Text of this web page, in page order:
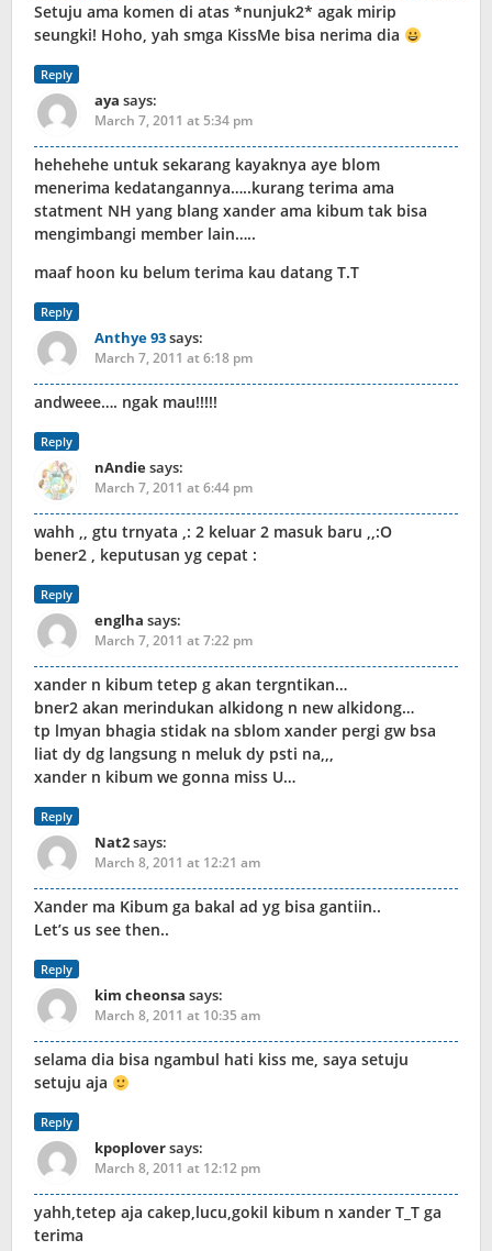
Setuju ama komen di atas *nunjuk2* agak mirip
seungki! Hoho, yah smga KissMe bisa nerima dia
Reply
aya says:
March 7, 2011 at 5:34 pm
hehehehe untuk sekarang kayaknya aye blom
menerima kedatangannya…..kurang terima ama
statment NH yang blang xander ama kibum tak bisa
mengimbangi member lain…..
maaf hoon ku belum terima kau datang T.T
Reply
Anthye 93says:
March 7, 2011 at 6:18 pm
andweee…. ngak mau!!!!!
Reply
nAndiesays:
March 7, 2011 at 6:44 pm
wahh ,, gtu trnyata ,: 2 keluar 2 masuk baru ,,:O
bener2 , keputusan yg cepat :
Reply
englha says:
March 7, 2011 at 7:22 pm
xander n kibum tetep g akan tergntikan…
bner2 akan merindukan alkidong n new alkidong…
tp lmyan bhagia stidak na sblom xander pergi gw bsa
liat dy dg langsung n meluk dy psti na,,,
xander n kibum we gonna miss U…
Reply
Nat2says:
March 8, 2011 at 12:21 am
Xander ma Kibum ga bakal ad yg bisa gantiin..
Let’s us see then..
Reply
kim cheonsa says:
March 8, 2011 at 10:35 am
selama dia bisa ngambul hati kiss me, saya setuju
setuju aja
Reply
kpoploversays:
March 8, 2011 at 12:12 pm
yahh,tetep aja cakep,lucu,gokil kibum n xander T_T ga
terima